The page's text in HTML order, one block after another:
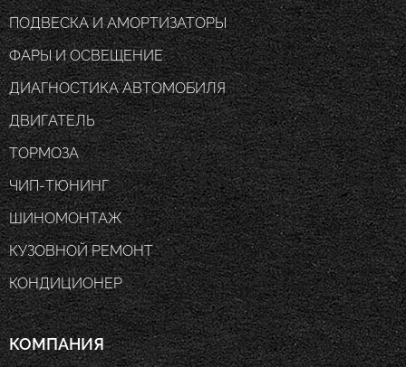
ПОДВЕСКА И АМОРТИЗАТОРЫ
ФАРЫ И ОСВЕЩЕНИЕ
ДИАГНОСТИКА АВТОМОБИЛЯ
ДВИГАТЕЛЬ
ТОРМОЗА
ЧИП-ТЮНИНГ
ШИНОМОНТАЖ
КУЗОВНОЙ РЕМОНТ
КОНДИЦИОНЕР
КОМПАНИЯ